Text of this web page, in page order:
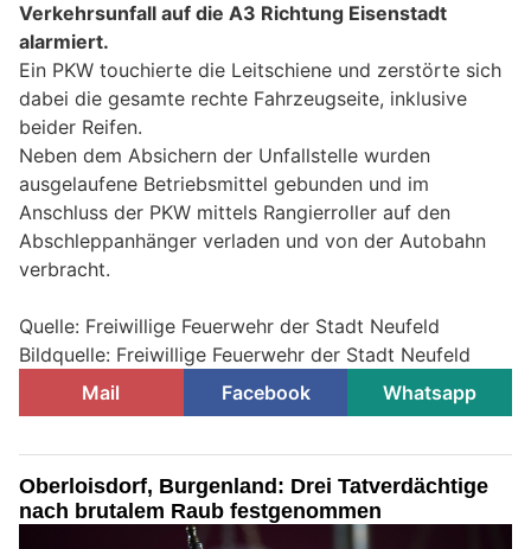
Verkehrsunfall auf die A3 Richtung Eisenstadt
alarmiert.
Ein PKW touchierte die Leitschiene und zerstörte sich
dabei die gesamte rechte Fahrzeugseite, inklusive
beider Reifen.
Neben dem Absichern der Unfallstelle wurden
ausgelaufene Betriebsmittel gebunden und im
Anschluss der PKW mittels Rangierroller auf den
Abschleppanhänger verladen und von der Autobahn
verbracht.
Quelle: Freiwillige Feuerwehr der Stadt Neufeld
Bildquelle: Freiwillige Feuerwehr der Stadt Neufeld
Mail
Facebook Whatsapp
Oberloisdorf, Burgenland: Drei Tatverdächtige
nach brutalem Raub festgenommen